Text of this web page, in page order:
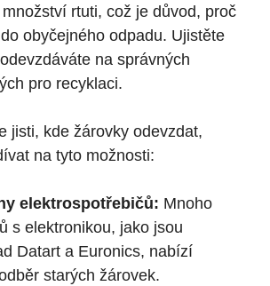
rtuti, což je důvod, proč
obyčejného odpadu. Ujistěte
na správných
pro recyklaci.
jisti, kde žárovky odevzdat,
na tyto možnosti:
elektrospotřebičů: Mnoho
s elektronikou, jako jsou
Datart a Euronics, nabízí
starých žárovek.